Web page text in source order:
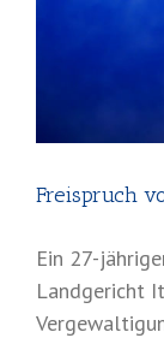
Freispruch
Ein 27-
Landgericht